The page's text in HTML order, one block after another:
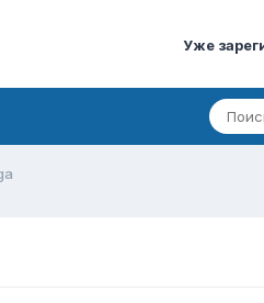
Уже